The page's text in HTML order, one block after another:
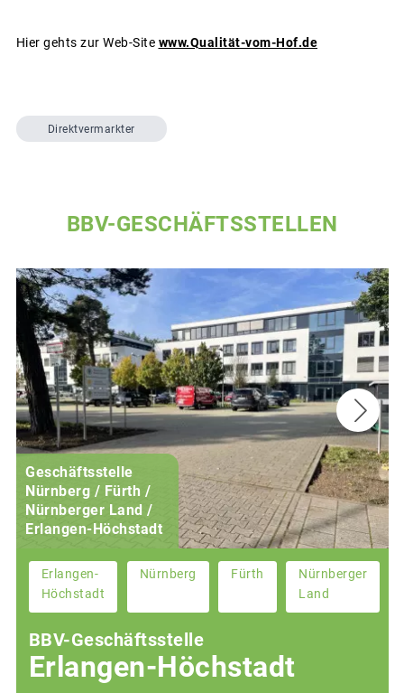
Hier gehts zur Web-Site www.Qualität-vom-Hof.de
Direktvermarkter
BBV-GESCHÄFTSSTELLEN
Geschäftsstelle
Nürnberg / Fürth /
Nürnberger Land /
Erlangen-Höchstadt
Erlangen-
Höchstadt
Nürnberg Fürth
Nürnberger
Land
BBV-Geschäftsstelle
Erlangen-Höchstadt